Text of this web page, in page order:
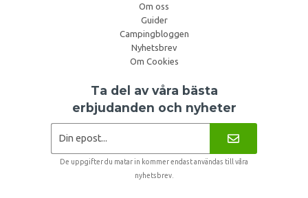
Om oss
Guider
Campingbloggen
Nyhetsbrev
Om Cookies
Ta del av våra bästa
erbjudanden och nyheter
De uppgifter du matar in kommer endast användas till våra
nyhetsbrev.